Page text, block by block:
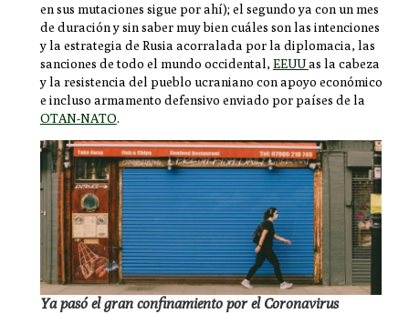
en sus mutaciones sigue por ahí); el segundo ya con un mes
de duración y sin saber muy bien cuáles son las intenciones
y la estrategia de Rusia acorralada por la diplomacia, las
sanciones de todo el mundo occidental, EEUUas la cabeza
y la resistencia del pueblo ucraniano con apoyo económico
e incluso armamento defensivo enviado por países de la
OTAN-NATO.
Ya pasó el gran confinamiento por el Coronavirus